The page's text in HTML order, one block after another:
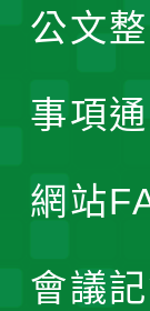
公文
事項
網站
會議